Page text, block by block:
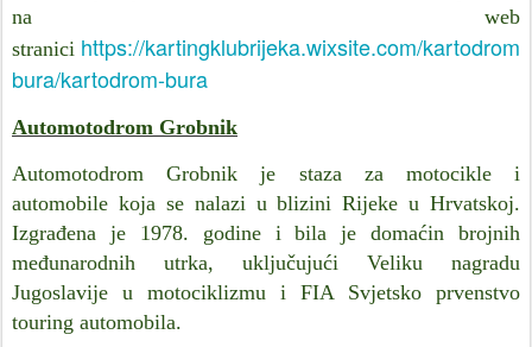
na web
stranici https://kartingklubrijeka.wixsite.com/kartodrom
bura/kartodrom-bura
Automotodrom Grobnik
Automotodrom Grobnik je staza za motocikle i
automobile koja se nalazi u blizini Rijeke u Hrvatskoj.
Izgrađena je 1978. godine i bila je domaćin brojnih
međunarodnih utrka, uključujući Veliku nagradu
Jugoslavije u motociklizmu i FIA Svjetsko prvenstvo
touring automobila.